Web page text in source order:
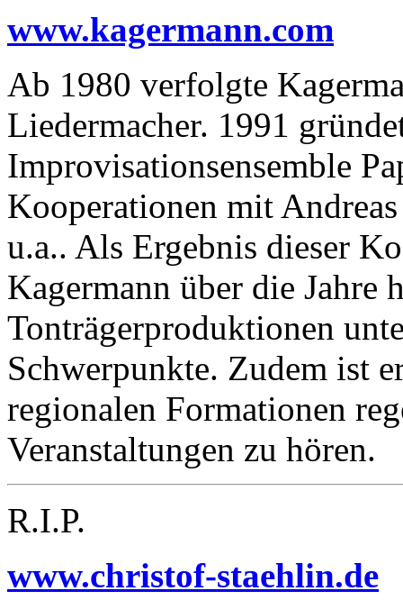
www.kagermann.com
Ab 1980 verfolgte
Liedermacher. 1991
Improvisationsensemble
Kooperationen mit
u.a.. Als Ergebnis dieser
Kagermann über die Jahre
Tonträgerproduktionen
Schwerpunkte. Zudem ist
regionalen Formationen
Veranstaltungen zu hören.
R.I.P.
www.christof-staehlin.de